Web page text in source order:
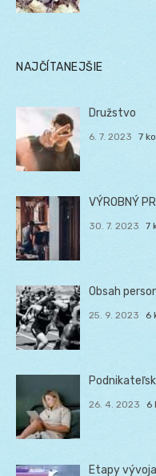
NAJČÍTANEJŠIE
Družstvo
6. 7. 2023 7
VÝROBNÝ
30. 7. 2023 7
Obsah
25. 9. 2023 6
26. 4. 2023 6
Etapy